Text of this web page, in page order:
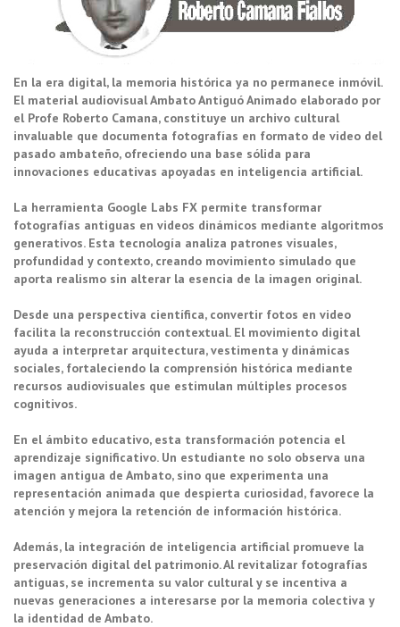
En la era digital, la memoria histórica ya no permanece inmóvil.
El material audiovisual Ambato Antiguó Animado elaborado por
el Profe Roberto Camana, constituye un archivo cultural
invaluable que documenta fotografías en formato de video del
pasado ambateño, ofreciendo una base sólida para
innovaciones educativas apoyadas en inteligencia artificial.
La herramienta Google Labs FX permite transformar
fotografías antiguas en videos dinámicos mediante algoritmos
generativos. Esta tecnología analiza patrones visuales,
profundidad y contexto, creando movimiento simulado que
aporta realismo sin alterar la esencia de la imagen original.
Desde una perspectiva científica, convertir fotos en video
facilita la reconstrucción contextual. El movimiento digital
ayuda a interpretar arquitectura, vestimenta y dinámicas
sociales, fortaleciendo la comprensión histórica mediante
recursos audiovisuales que estimulan múltiples procesos
cognitivos.
En el ámbito educativo, esta transformación potencia el
aprendizaje significativo. Un estudiante no solo observa una
imagen antigua de Ambato, sino que experimenta una
representación animada que despierta curiosidad, favorece la
atención y mejora la retención de información histórica.
Además, la integración de inteligencia artificial promueve la
preservación digital del patrimonio. Al revitalizar fotografías
antiguas, se incrementa su valor cultural y se incentiva a
nuevas generaciones a interesarse por la memoria colectiva y
la identidad de Ambato.